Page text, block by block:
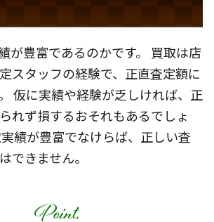
が豊富であるのかです。 買取は店
スタッフの経験で、正直査定額に
仮に実績や経験が乏しければ、正
れず損するおそれもあるでしょ
績が豊富でなけらば、正しい査
できません。